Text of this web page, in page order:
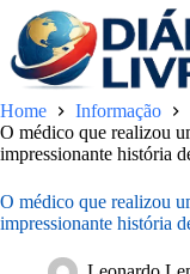
para
conteúdo
Home
Informação
O médico que realizou
impressionante história
O médico que realizou
impressionante história